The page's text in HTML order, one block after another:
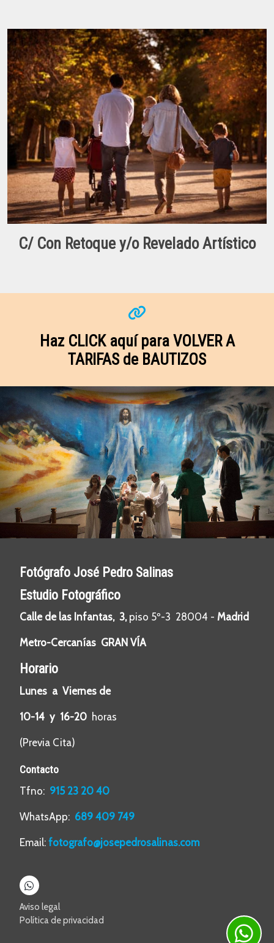
C/ Con Retoque y/o Revelado Artístico
Haz CLICK aquí para VOLVER A
TARIFAS de BAUTIZOS
.
.
.
Fotógrafo José Pedro Salinas
Estudio Fotográfico
Calle de las Infantas, 3,piso 5º-3 28004 - Madrid
Metro-Cercanías GRAN VÍA
Horario
Lunes a Viernes de
10-14 y 16-20 horas
(Previa Cita)
Contacto
Tfno: 915 23 20 40
WhatsApp: 689 409 749
Email: fotografo@josepedrosalinas.com
Aviso legal
Política de privacidad